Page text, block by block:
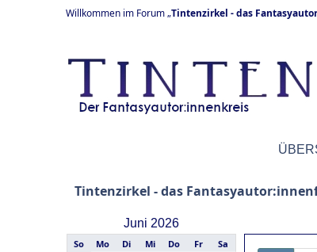
Willkommen im Forum „Tintenzirkel - das
Tintenzirkel - das
Juni 2026
So Mo Di Mi Do Fr Sa